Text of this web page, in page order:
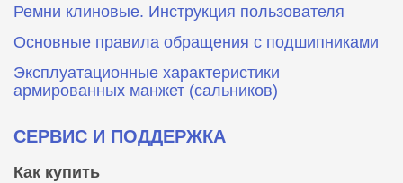
Ремни клиновые. Инструкция пользователя
Основные правила обращения с подшипниками
Эксплуатационные характеристики
армированных манжет (сальников)
СЕРВИС И ПОДДЕРЖКА
Как купить